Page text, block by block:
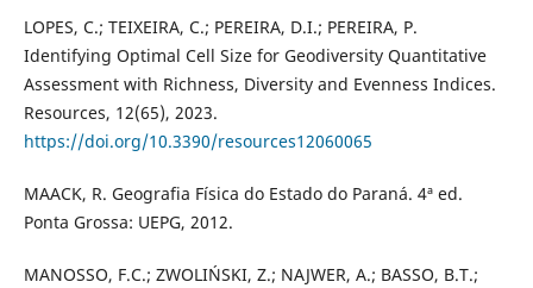
LOPES, C.; TEIXEIRA, C.; PEREIRA, D.I.; PEREIRA, P.
Identifying Optimal Cell Size for Geodiversity Quantitative
Assessment with Richness, Diversity and Evenness Indices.
Resources, 12(65), 2023.
https://doi.org/10.3390/resources12060065
MAACK, R. Geografia Física do Estado do Paraná. 4ª ed.
Ponta Grossa: UEPG, 2012.
MANOSSO, F.C.; ZWOLIŃSKI, Z.; NAJWER, A.; BASSO, B.T.;